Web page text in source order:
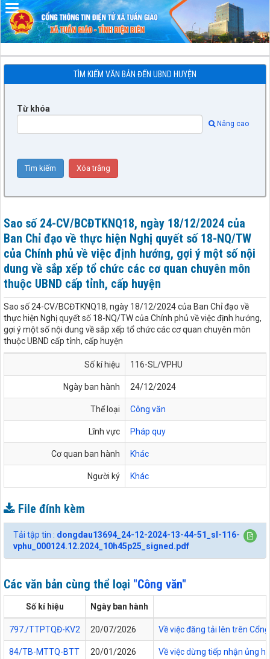
TÌM KIẾM VĂN BẢN ĐẾN UBND HUYỆN
Từ khóa
Nâng cao
Sao số 24-CV/BCĐTKNQ18, ngày 18/12/2024 của
Ban Chỉ đạo về thực hiện Nghị quyết số 18-NQ/TW
của Chính phủ về việc định hướng, gợi ý một số nội
dung về sắp xếp tổ chức các cơ quan chuyên môn
thuộc UBND cấp tỉnh, cấp huyện
Sao số 24-CV/BCĐTKNQ18, ngày 18/12/2024 của Ban Chỉ đạo về
thực hiện Nghị quyết số 18-NQ/TW của Chính phủ về việc định hướng,
gợi ý một số nội dung về sắp xếp tổ chức các cơ quan chuyên môn
thuộc UBND cấp tỉnh, cấp huyện
Số kí hiệu 116-SL/VPHU
Ngày ban hành 24/12/2024
Thể loại Công văn
Lĩnh vực Pháp quy
Cơ quan ban hành Khác
Người ký Khác
File đính kèm
Tải tập tin : dongdau13694_24-12-2024-13-44-51_sl-116-
vphu_000124.12.2024_10h45p25_signed.pdf
Các văn bản cùng thể loại "Công văn"
Số kí hiệu Ngày ban hành
797./TTPTQĐ-KV2 20/07/2026 Về việc đăng tải lên trên
84/TB-MTTQ-BTT 20/01/2026 Về việc dừng tiếp nhận ủng
Đã kết nối EMC